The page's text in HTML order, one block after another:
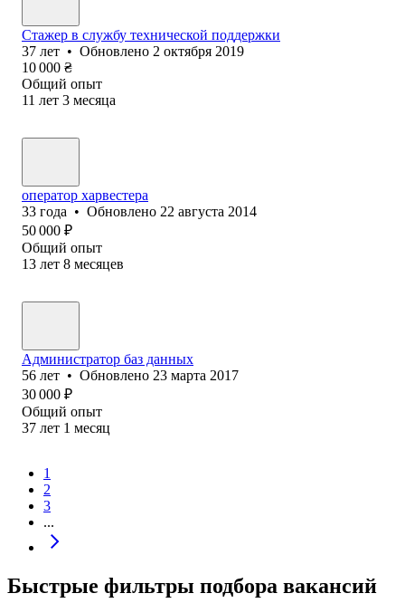
Стажер в службу технической поддержки
37 лет • Обновлено 2 октября 2019
10 000 ₴
Общий опыт
11 лет 3 месяца
оператор харвестера
33 года • Обновлено 22 августа 2014
50 000 ₽
Общий опыт
13 лет 8 месяцев
Администратор баз данных
56 лет • Обновлено 23 марта 2017
30 000 ₽
Общий опыт
37 лет 1 месяц
1
2
3
...
Быстрые фильтры подбора вакансий